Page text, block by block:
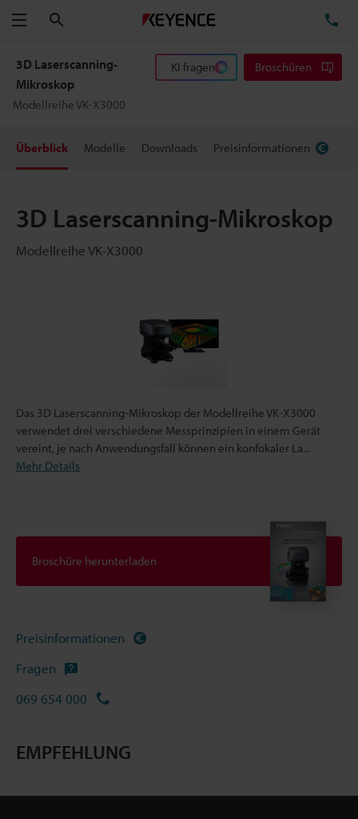
Menü
3D Laserscanning-
Mikroskop
Modellreihe VK-X3000
KI fragen Broschüren
Überblick Modelle Downloads Preisinformationen
3D Laserscanning-Mikroskop
Modellreihe VK-X3000
Das 3D Laserscanning-Mikroskop der Modellreihe VK-X3000
verwendet drei verschiedene Messprinzipien in einem Gerät
vereint, je nach Anwendungsfall können ein konfokaler La...
Mehr Details
Broschüre herunterladen
Preisinformationen
Fragen
069 654 000
EMPFEHLUNG